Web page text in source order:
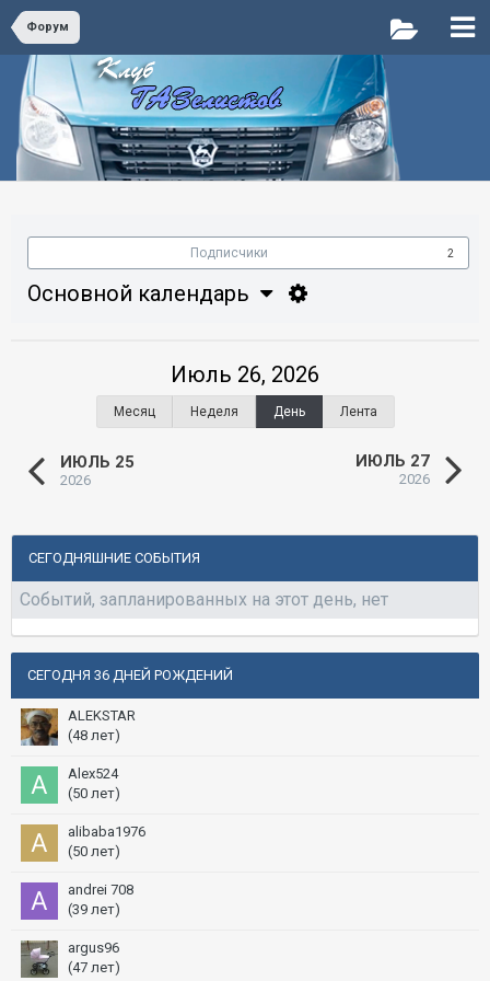
Форум
Подписчики 2
Основной календарь
ИЮЛЬ 25
2026
Июль 26, 2026
Месяц Неделя День Лента
ИЮЛЬ 27
2026
СЕГОДНЯШНИЕ СОБЫТИЯ
Событий, запланированных на этот день, нет
СЕГОДНЯ 36 ДНЕЙ РОЖДЕНИЙ
ALEKSTAR
(48 лет)
Alex524
(50 лет)
alibaba1976
(50 лет)
andrei 708
(39 лет)
argus96
(47 лет)